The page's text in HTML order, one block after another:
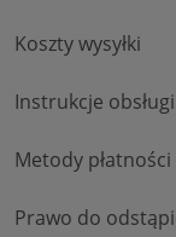
Koszty wysyłki
Instrukcje obsługi
Metody płatności
Prawo do